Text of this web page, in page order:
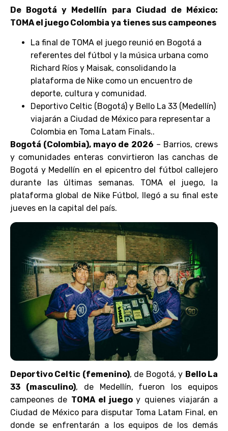
De Bogotá y Medellín para Ciudad de México:
TOMA el juego Colombia ya tienes sus campeones
La final de TOMA el juego reunió en Bogotá a
referentes del fútbol y la música urbana como
Richard Ríos y Maisak, consolidando la
plataforma de Nike como un encuentro de
deporte, cultura y comunidad.
Deportivo Celtic (Bogotá) y Bello La 33 (Medellín)
viajarán a Ciudad de México para representar a
Colombia en Toma Latam Finals..
Bogotá (Colombia), mayo de 2026 – Barrios, crews
y comunidades enteras convirtieron las canchas de
Bogotá y Medellín en el epicentro del fútbol callejero
durante las últimas semanas. TOMA el juego, la
plataforma global de Nike Fútbol, llegó a su final este
jueves en la capital del país.
Deportivo Celtic (femenino), de Bogotá, y Bello La
33 (masculino), de Medellín,
fueron los equipos
campeones de TOMA el juegoy quienes viajarán a
Ciudad de México para disputar Toma Latam Final, en
donde se enfrentarán a los equipos de los demás